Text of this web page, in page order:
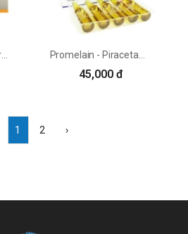
45,000 đ
1 2 ›